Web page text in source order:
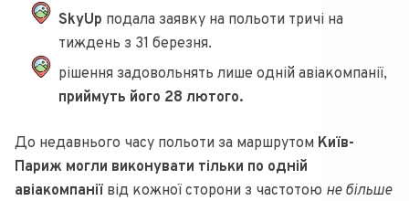
SkyUp подала заявку на польоти тричі на
тиждень з 31 березня.
рішення задовольнять лише одній авіакомпанії,
приймуть його 28 лютого.
До недавнього часу польоти за маршрутом Київ-
Париж могли виконувати тільки по одній
авіакомпанії від кожної сторони з частотою не більше